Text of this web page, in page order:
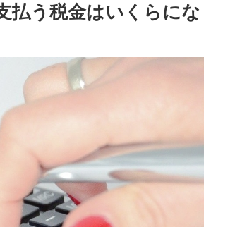
払う税金はいくらにな